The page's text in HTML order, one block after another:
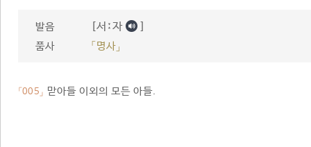
발음 [서ː자 ]
품사 「명사」
「005」 맏아들 이외의 모든 아들.